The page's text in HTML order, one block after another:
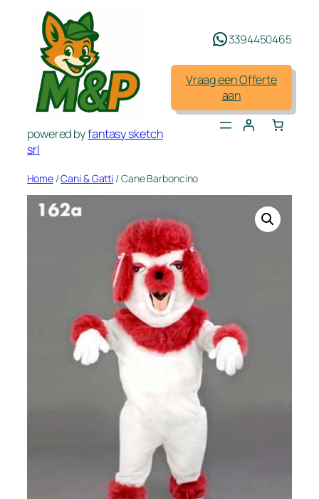
powered byfantasy sketch
srl
3394450465
Vraag een Offerte
aan
Home/Cani & Gatti / Cane Barboncino